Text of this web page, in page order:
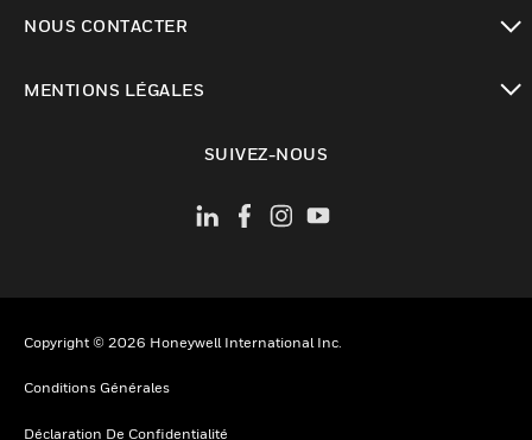
NOUS CONTACTER
MENTIONS LÉGALES
SUIVEZ-NOUS
Copyright © 2026 Honeywell International Inc.
Conditions Générales
Déclaration De Confidentialité